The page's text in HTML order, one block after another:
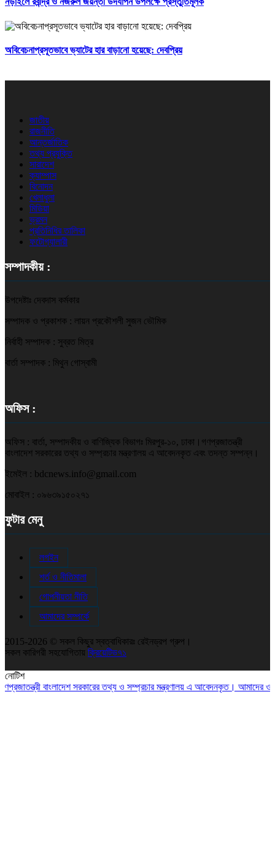
অবিবেচনাপ্রসূতভাবে ভ্যাটের হার বাড়ানো হয়েছে: দেবপ্রিয়
জাতীয়
রাজনীতি
আন্তর্জাতিক
তথ্য প্রযুক্তি
সারাদেশ
ক্যাম্পাস
বিনোদন
খেলাধুলা
মিডিয়া
ভ্রমন
প্রতিনিধির তালিকা
ফটোগ্যালারী
সম্পাদকীয় :
উপদেষ্টাঃ দেবদাস কর্মকার
সম্পাদক ও প্রকাশক : লায়ন প্রকৌশলী সুজন ভৌমিক
নির্বাহী সম্পাদক : সুব্রত মিত্র
বার্তা সম্পাদক : মিথুন গোস্বামী
অফিস :
অফিস : বার্তা, সম্পাদকীয় ও বাণিজ্যিক বিভাগঃ মিরপুর-১০, ঢাকা।গণপ্রজাতন্ত্রী
বাংলাদেশ সরকারের তথ্য ও সম্প্রচার মন্ত্রণালয় এ আবেদনকৃত এবং তদন্ত সম্পন্ন।
ইমেইল : bdcnews.info@gmail.com
মোবাইল : ০৯৬৩৯১৫০২৭১
ফুটার মেনু
লগইন
শর্ত ও নীতিমালা
গোপনীয়তা নীতি
আমাদের সম্পর্কে
2015-2026 © সকল কিছুর স্বত্বাধিকারঃ রেইনড্রপ গ্রুপ।
সকল কারিগরী সহযোগিতায় ক্রিয়েটিভ৭১
নোটিশ
বাংলাদেশ সরকারের তথ্য ও সম্প্রচার মন্ত্রণালয় এ আবেদনকৃত। আমাদের ওয়েব